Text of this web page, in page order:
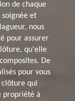
de chaque
et
nous
pour assurer
qu'elle
De
pour vous
qui
propriété à